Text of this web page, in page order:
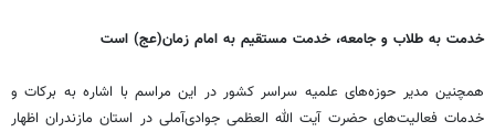
خدمت به طلاب و جامعه، خدمت مستقیم به امام زمان(عج) است
همچنین مدیر حوزه‌های علمیه سراسر کشور در این مراسم با اشاره به برکات و
خدمات فعالیت‌های حضرت آیت الله العظمی جوادی‌آملی در استان مازندران اظهار